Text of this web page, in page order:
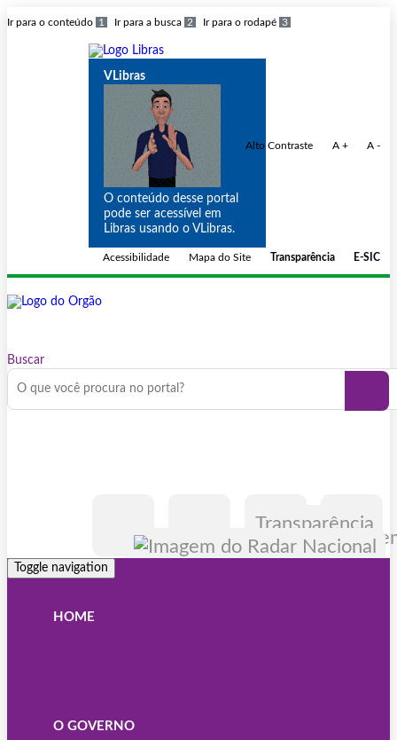
Ir para o conteúdo 1 Ir para a busca 2 Ir para o rodapé 3
VLibras
O conteúdo desse portal
pode ser acessível em
Libras usando o VLibras.
Alto Contraste A + A -
Acessibilidade Mapa do Site Transparência E-SIC
Buscar
Transparência
Toggle navigation
HOME
O GOVERNO